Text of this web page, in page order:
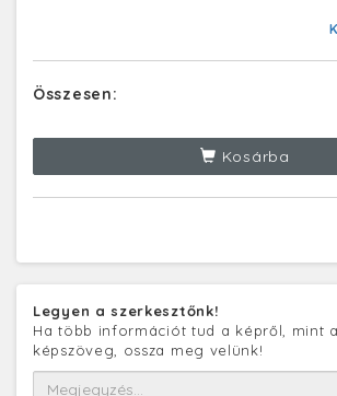
Összesen:
Kosárba
Legyen a szerkesztőnk!
Ha több információt tud a képről, mint
képszöveg, ossza meg velünk!